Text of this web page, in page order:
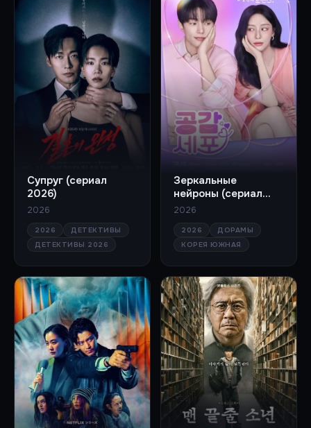
Супруг (сериал
2026)
2026
2026
ДЕТЕКТИВЫ
ДЕТЕКТИВЫ 2026
Зеркальные
нейроны (сериал
2026)
2026
2026
ДОРАМЫ
КОРЕЯ ЮЖНАЯ